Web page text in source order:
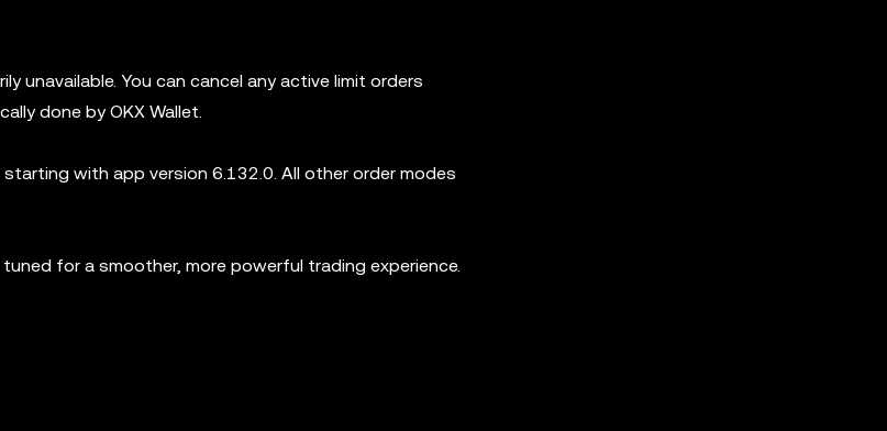
unavailable. You can cancel any active limit orders
done by OKX Wallet.
with app version 6.132.0. All other order modes
for a smoother, more powerful trading experience.